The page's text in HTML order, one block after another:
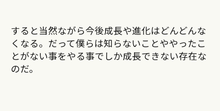
すると当然ながら今後成長や進化はどんどんな
くなる。だって僕らは知らないことややったこ
とがない事をやる事でしか成長できない存在な
のだ。